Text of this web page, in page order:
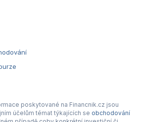
poskytované na Financnik.cz jsou
účelům témat týkajících se obchodování